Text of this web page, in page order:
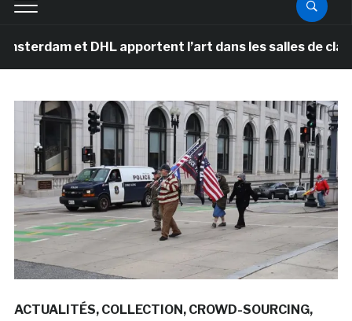
et DHL apportent l’art dans les salles de classe
ACTUALITÉS COLLECTION CROWD-SOURCING